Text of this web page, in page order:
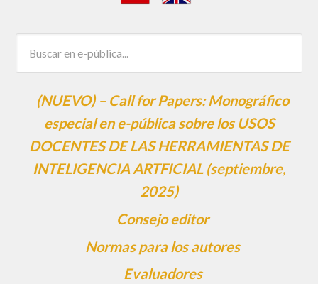
(NUEVO) – Call for Papers: Monográfico
especial en e-pública sobre los USOS
DOCENTES DE LAS HERRAMIENTAS DE
INTELIGENCIA ARTFICIAL (septiembre,
2025)
Consejo editor
Normas para los autores
Evaluadores